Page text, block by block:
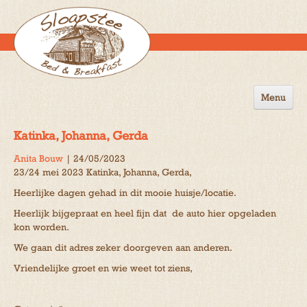
Menu
Katinka, Johanna, Gerda
Anita Bouw | 24/05/2023
23/24 mei 2023 Katinka, Johanna, Gerda,
Heerlijke dagen gehad in dit mooie huisje/locatie.
Heerlijk bijgepraat en heel fijn dat de auto hier opgeladen
kon worden.
We gaan dit adres zeker doorgeven aan anderen.
Vriendelijke groet en wie weet tot ziens,